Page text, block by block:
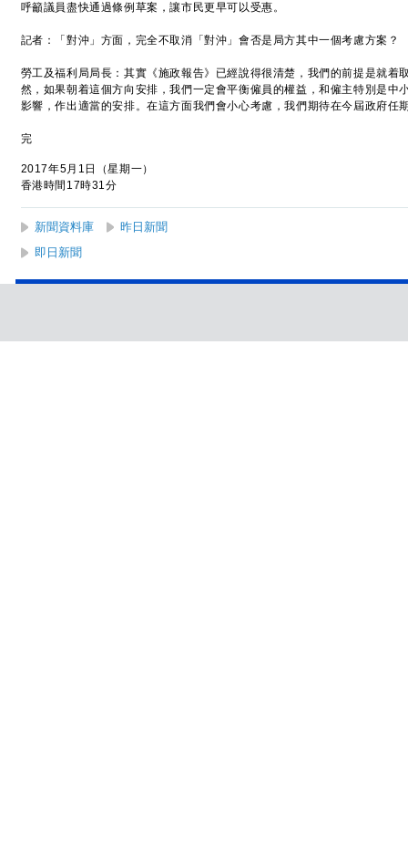
呼籲議員盡快通過條例草案，讓市民更早可以受惠。
記者：「對沖」方面，完全不取消「對沖」會否是局方其中一個考慮方案？
勞工及福利局局長：其實《施政報告》已經說得很清楚，我們的前提是就着
然，如果朝着這個方向安排，我們一定會平衡僱員的權益，和僱主特別是中
影響，作出適當的安排。在這方面我們會小心考慮，我們期待在今屆政府任
完
2017年5月1日（星期一）
香港時間17時31分
新聞資料庫
昨日新聞
即日新聞